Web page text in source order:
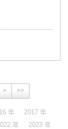
> >>
年
2017 年
年
2023 年